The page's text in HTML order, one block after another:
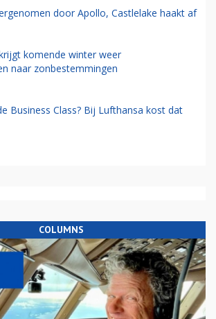
door Apollo, Castlelake haakt af
komende winter weer
naar zonbestemmingen
Business Class? Bij Lufthansa kost dat
COLUMNS